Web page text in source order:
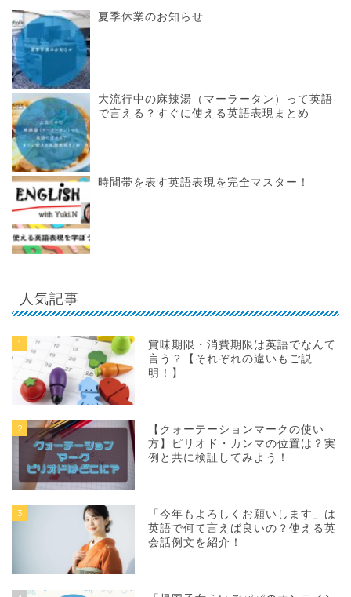
夏季休業のお知らせ
大流行中の麻辣湯（マーラータン）って英語
で言える？すぐに使える英語表現まとめ
時間帯を表す英語表現を完全マスター！
人気記事
1
賞味期限・消費期限は英語でなんて
言う？【それぞれの違いもご説
明！】
2
【クォーテーションマークの使い
方】ピリオド・カンマの位置は？実
例と共に検証してみよう！
3
「今年もよろしくお願いします」は
英語で何て言えば良いの？使える英
会話例文を紹介！